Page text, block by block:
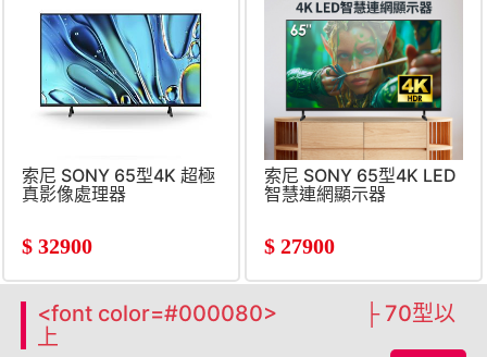
索尼 SONY 65型4K 超極
真影像處理器
$ 32900
索尼 SONY 65型4K LED
智慧連網顯示器
$ 27900
<font color=#000080> ├ 70型以
上